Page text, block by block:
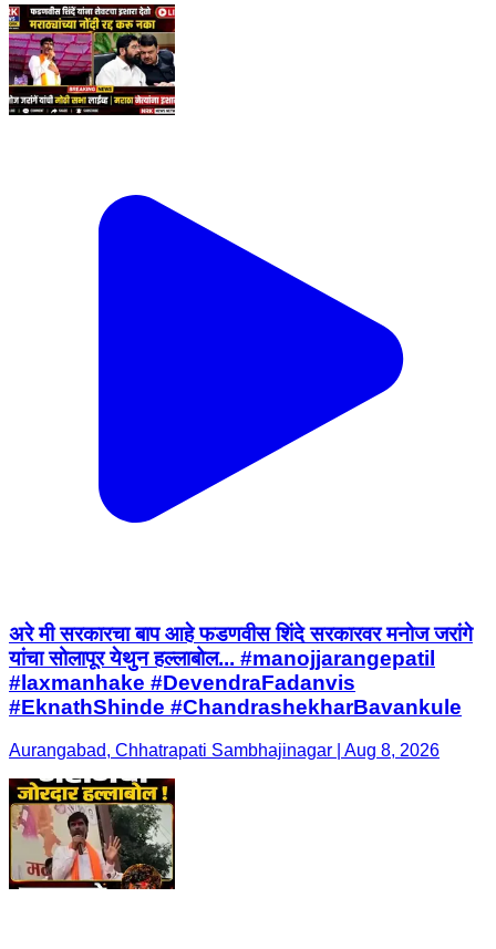
अरे मी सरकारचा बाप आहे फडणवीस शिंदे सरकारवर मनोज जरांगे
यांचा सोलापूर येथुन हल्लाबोल... #manojjarangepatil
#laxmanhake #DevendraFadanvis
#EknathShinde #ChandrashekharBavankule
Aurangabad, Chhatrapati Sambhajinagar | Aug 8, 2026